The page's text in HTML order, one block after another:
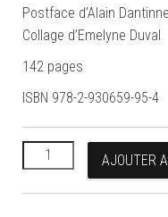
Postface d’Alain Dantinne
Collage d’Emelyne Duval
142 pages
ISBN 978-2-930659-95-4
quantité de Silence,
AJOUTER